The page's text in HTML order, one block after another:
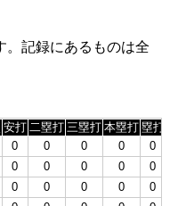
。記録にあるものは全
安打 二塁打 三塁打 本塁打 塁打
0 0 0 0
0
0 0 0 0
0
0 0 0 0
0